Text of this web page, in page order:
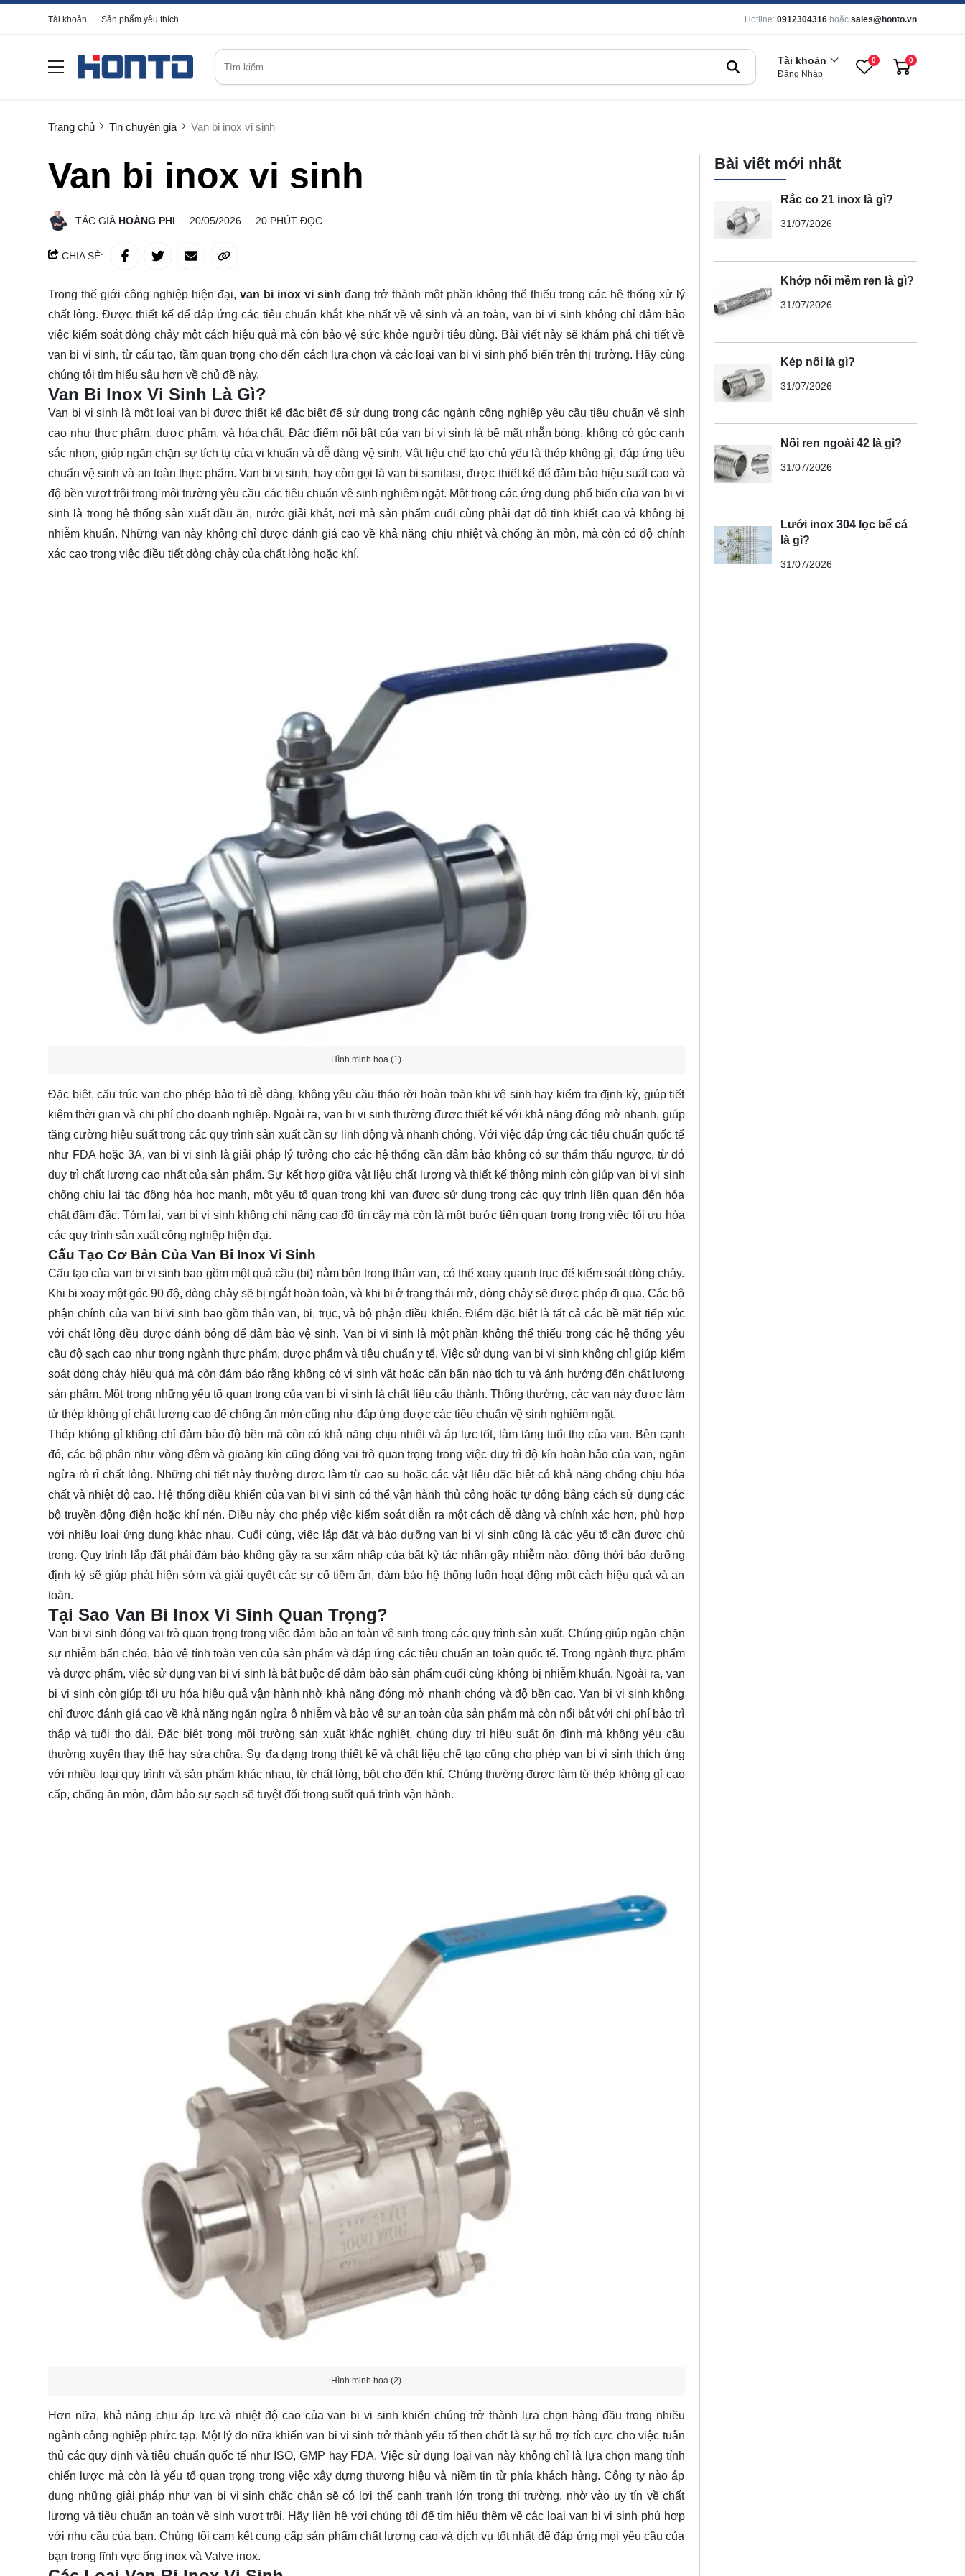
Tài khoản Sản phẩm yêu thích Hotline: 0912304316 hoặc sales@honto.vn
Tài khoản
Đăng Nhập
0 0
Trang chủ Tin chuyên gia Van bi inox vi sinh
Van bi inox vi sinh
TÁC GIẢ HOÀNG PHI 20/05/2026 20 PHÚT ĐỌC
CHIA SẺ:
Trong thế giới công nghiệp hiện đại, van bi inox vi sinh đang trở thành một phần không thể thiếu trong các hệ thống xử lý
chất lỏng. Được thiết kế để đáp ứng các tiêu chuẩn khắt khe nhất về vệ sinh và an toàn, van bi vi sinh không chỉ đảm bảo
việc kiểm soát dòng chảy một cách hiệu quả mà còn bảo vệ sức khỏe người tiêu dùng. Bài viết này sẽ khám phá chi tiết về
van bi vi sinh, từ cấu tạo, tầm quan trọng cho đến cách lựa chọn và các loại van bi vi sinh phổ biến trên thị trường. Hãy cùng
chúng tôi tìm hiểu sâu hơn về chủ đề này.
Van Bi Inox Vi Sinh Là Gì?
Van bi vi sinh là một loại van bi được thiết kế đặc biệt để sử dụng trong các ngành công nghiệp yêu cầu tiêu chuẩn vệ sinh
cao như thực phẩm, dược phẩm, và hóa chất. Đặc điểm nổi bật của van bi vi sinh là bề mặt nhẵn bóng, không có góc cạnh
sắc nhọn, giúp ngăn chặn sự tích tụ của vi khuẩn và dễ dàng vệ sinh. Vật liệu chế tạo chủ yếu là thép không gỉ, đáp ứng tiêu
chuẩn vệ sinh và an toàn thực phẩm. Van bi vi sinh, hay còn gọi là van bi sanitasi, được thiết kế để đảm bảo hiệu suất cao và
độ bền vượt trội trong môi trường yêu cầu các tiêu chuẩn vệ sinh nghiêm ngặt. Một trong các ứng dụng phổ biến của van bi vi
sinh là trong hệ thống sản xuất dầu ăn, nước giải khát, nơi mà sản phẩm cuối cùng phải đạt độ tinh khiết cao và không bị
nhiễm khuẩn. Những van này không chỉ được đánh giá cao về khả năng chịu nhiệt và chống ăn mòn, mà còn có độ chính
xác cao trong việc điều tiết dòng chảy của chất lỏng hoặc khí.
Hình minh họa (1)
Đặc biệt, cấu trúc van cho phép bảo trì dễ dàng, không yêu cầu tháo rời hoàn toàn khi vệ sinh hay kiểm tra định kỳ, giúp tiết
kiệm thời gian và chi phí cho doanh nghiệp. Ngoài ra, van bi vi sinh thường được thiết kế với khả năng đóng mở nhanh, giúp
tăng cường hiệu suất trong các quy trình sản xuất cần sự linh động và nhanh chóng. Với việc đáp ứng các tiêu chuẩn quốc tế
như FDA hoặc 3A, van bi vi sinh là giải pháp lý tưởng cho các hệ thống cần đảm bảo không có sự thẩm thấu ngược, từ đó
duy trì chất lượng cao nhất của sản phẩm. Sự kết hợp giữa vật liệu chất lượng và thiết kế thông minh còn giúp van bi vi sinh
chống chịu lại tác động hóa học mạnh, một yếu tố quan trọng khi van được sử dụng trong các quy trình liên quan đến hóa
chất đậm đặc. Tóm lại, van bi vi sinh không chỉ nâng cao độ tin cậy mà còn là một bước tiến quan trọng trong việc tối ưu hóa
các quy trình sản xuất công nghiệp hiện đại.
Cấu Tạo Cơ Bản Của Van Bi Inox Vi Sinh
Cấu tạo của van bi vi sinh bao gồm một quả cầu (bi) nằm bên trong thân van, có thể xoay quanh trục để kiểm soát dòng chảy.
Khi bi xoay một góc 90 độ, dòng chảy sẽ bị ngắt hoàn toàn, và khi bi ở trạng thái mở, dòng chảy sẽ được phép đi qua. Các bộ
phận chính của van bi vi sinh bao gồm thân van, bi, trục, và bộ phận điều khiển. Điểm đặc biệt là tất cả các bề mặt tiếp xúc
với chất lỏng đều được đánh bóng để đảm bảo vệ sinh. Van bi vi sinh là một phần không thể thiếu trong các hệ thống yêu
cầu độ sạch cao như trong ngành thực phẩm, dược phẩm và tiêu chuẩn y tế. Việc sử dụng van bi vi sinh không chỉ giúp kiểm
soát dòng chảy hiệu quả mà còn đảm bảo rằng không có vi sinh vật hoặc cặn bẩn nào tích tụ và ảnh hưởng đến chất lượng
sản phẩm. Một trong những yếu tố quan trọng của van bi vi sinh là chất liệu cấu thành. Thông thường, các van này được làm
từ thép không gỉ chất lượng cao để chống ăn mòn cũng như đáp ứng được các tiêu chuẩn vệ sinh nghiêm ngặt.
Thép không gỉ không chỉ đảm bảo độ bền mà còn có khả năng chịu nhiệt và áp lực tốt, làm tăng tuổi thọ của van. Bên cạnh
đó, các bộ phận như vòng đệm và gioăng kín cũng đóng vai trò quan trọng trong việc duy trì độ kín hoàn hảo của van, ngăn
ngừa rò rỉ chất lỏng. Những chi tiết này thường được làm từ cao su hoặc các vật liệu đặc biệt có khả năng chống chịu hóa
chất và nhiệt độ cao. Hệ thống điều khiển của van bi vi sinh có thể vận hành thủ công hoặc tự động bằng cách sử dụng các
bộ truyền động điện hoặc khí nén. Điều này cho phép việc kiểm soát diễn ra một cách dễ dàng và chính xác hơn, phù hợp
với nhiều loại ứng dụng khác nhau. Cuối cùng, việc lắp đặt và bảo dưỡng van bi vi sinh cũng là các yếu tố cần được chú
trọng. Quy trình lắp đặt phải đảm bảo không gây ra sự xâm nhập của bất kỳ tác nhân gây nhiễm nào, đồng thời bảo dưỡng
định kỳ sẽ giúp phát hiện sớm và giải quyết các sự cố tiềm ẩn, đảm bảo hệ thống luôn hoạt động một cách hiệu quả và an
toàn.
Tại Sao Van Bi Inox Vi Sinh Quan Trọng?
Van bi vi sinh đóng vai trò quan trọng trong việc đảm bảo an toàn vệ sinh trong các quy trình sản xuất. Chúng giúp ngăn chặn
sự nhiễm bẩn chéo, bảo vệ tính toàn vẹn của sản phẩm và đáp ứng các tiêu chuẩn an toàn quốc tế. Trong ngành thực phẩm
và dược phẩm, việc sử dụng van bi vi sinh là bắt buộc để đảm bảo sản phẩm cuối cùng không bị nhiễm khuẩn. Ngoài ra, van
bi vi sinh còn giúp tối ưu hóa hiệu quả vận hành nhờ khả năng đóng mở nhanh chóng và độ bền cao. Van bi vi sinh không
chỉ được đánh giá cao về khả năng ngăn ngừa ô nhiễm và bảo vệ sự an toàn của sản phẩm mà còn nổi bật với chi phí bảo trì
thấp và tuổi thọ dài. Đặc biệt trong môi trường sản xuất khắc nghiệt, chúng duy trì hiệu suất ổn định mà không yêu cầu
thường xuyên thay thế hay sửa chữa. Sự đa dạng trong thiết kế và chất liệu chế tạo cũng cho phép van bi vi sinh thích ứng
với nhiều loại quy trình và sản phẩm khác nhau, từ chất lỏng, bột cho đến khí. Chúng thường được làm từ thép không gỉ cao
cấp, chống ăn mòn, đảm bảo sự sạch sẽ tuyệt đối trong suốt quá trình vận hành.
Hình minh họa (2)
Hơn nữa, khả năng chịu áp lực và nhiệt độ cao của van bi vi sinh khiến chúng trở thành lựa chọn hàng đầu trong nhiều
ngành công nghiệp phức tạp. Một lý do nữa khiến van bi vi sinh trở thành yếu tố then chốt là sự hỗ trợ tích cực cho việc tuân
thủ các quy định và tiêu chuẩn quốc tế như ISO, GMP hay FDA. Việc sử dụng loại van này không chỉ là lựa chọn mang tính
chiến lược mà còn là yếu tố quan trọng trong việc xây dựng thương hiệu và niềm tin từ phía khách hàng. Công ty nào áp
dụng những giải pháp như van bi vi sinh chắc chắn sẽ có lợi thế cạnh tranh lớn trong thị trường, nhờ vào uy tín về chất
lượng và tiêu chuẩn an toàn vệ sinh vượt trội. Hãy liên hệvới chúng tôi để tìm hiểu thêm về các loại van bi vi sinh phù hợp
với nhu cầu của bạn. Chúng tôi cam kết cung cấp sản phẩm chất lượng cao và dịch vụ tốt nhất để đáp ứng mọi yêu cầu của
bạn trong lĩnh vực ống inox và Valve inox.
Bài viết mới nhất
Rắc co 21 inox là gì?
31/07/2026
Khớp nối mềm ren là gì?
31/07/2026
Kép nối là gì?
31/07/2026
Nối ren ngoài 42 là gì?
31/07/2026
Lưới inox 304 lọc bể cá
là gì?
31/07/2026